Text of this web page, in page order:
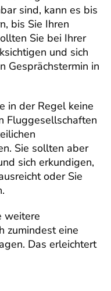
sind, kann es bis
bis Sie Ihren
Sie bei Ihrer
und sich
Gesprächstermin in
in der Regel keine
Fluggesellschaften
Sie sollten aber
sich erkundigen,
oder Sie
weitere
zumindest eine
Das erleichtert